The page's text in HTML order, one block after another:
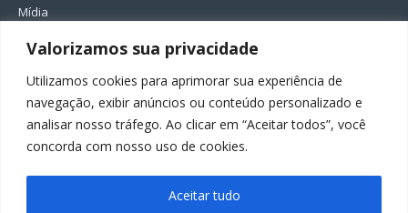
Valorizamos sua privacidade
Utilizamos cookies para aprimorar sua experiência de
navegação, exibir anúncios ou conteúdo personalizado e
analisar nosso tráfego. Ao clicar em “Aceitar todos”, você
concorda com nosso uso de cookies.
Aceitar tudo
Mídia
Entretenimento
Política